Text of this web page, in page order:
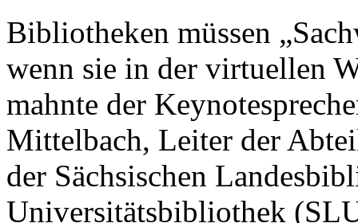
Bibliotheken müssen
wenn sie in der virtuellen
mahnte der
Mittelbach, Leiter der
der Sächsischen
Universitätsbibliothek